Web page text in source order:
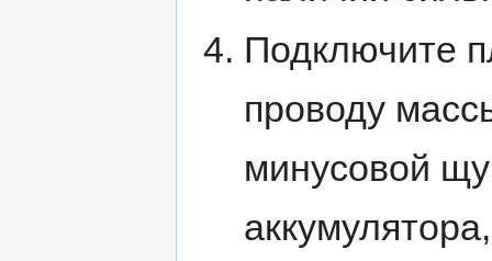
Подключите
проводу
минусовой